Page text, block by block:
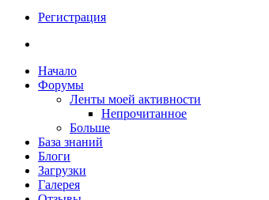
Регистрация
Начало
Форумы
Ленты моей активности
Непрочитанное
Больше
База знаний
Блоги
Загрузки
Галерея